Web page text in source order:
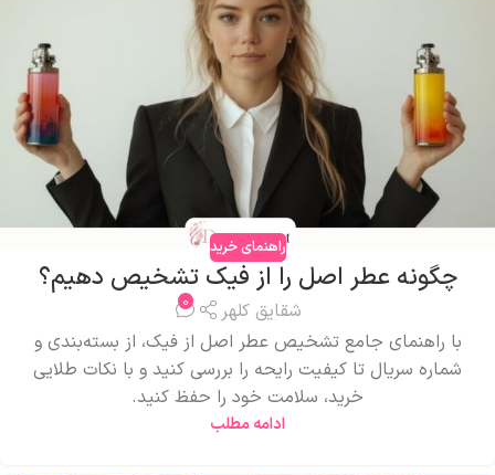
راهنمای خرید
چگونه عطر اصل را از فیک تشخیص دهیم؟
شقایق کلهر 0
با راهنمای جامع تشخیص عطر اصل از فیک، از بسته‌بندی و
شماره سریال تا کیفیت رایحه را بررسی کنید و با نکات طلایی
خرید، سلامت خود را حفظ کنید.
ادامه مطلب